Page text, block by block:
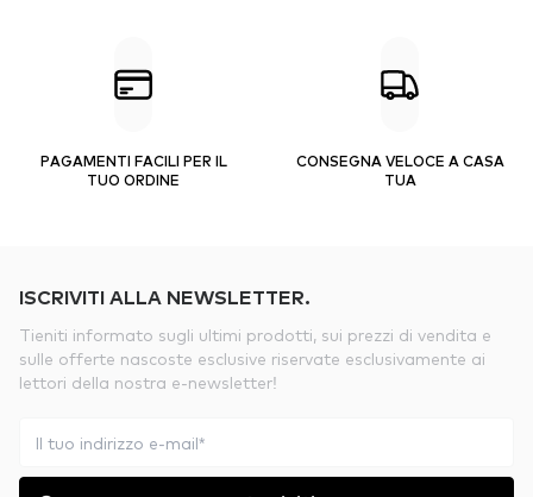
PAGAMENTI FACILI PER IL
TUO ORDINE
CONSEGNA VELOCE A CASA
TUA
ISCRIVITI ALLA NEWSLETTER.
Tieniti informato sugli ultimi prodotti, sui prezzi di vendita e
sulle offerte nascoste esclusive riservate esclusivamente ai
lettori della nostra e-newsletter!